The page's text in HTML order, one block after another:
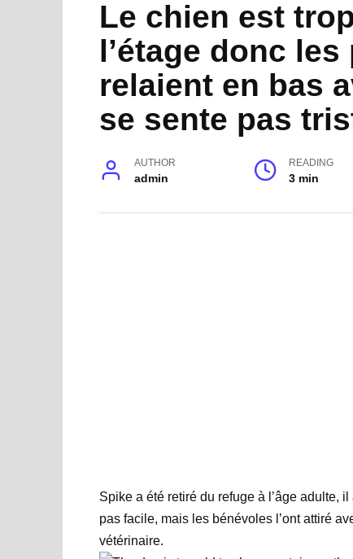
Le chien est
l’étage donc
relaient en bas
se sente pas
AUTHOR
admin
READING
3 min
Spike a été retiré du refuge à l’âge adulte,
pas facile, mais les bénévoles l’ont attiré
vétérinaire.